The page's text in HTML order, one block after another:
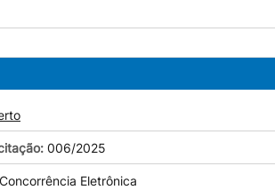
006/2025
Concorrência Eletrônica